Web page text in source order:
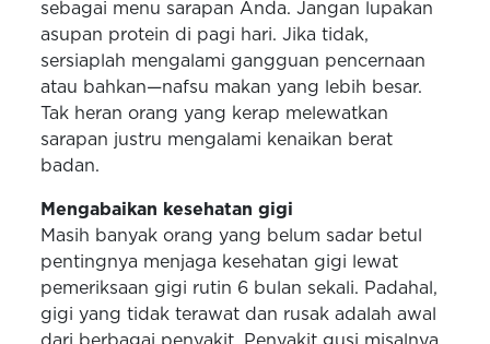
sebagai menu sarapan Anda. Jangan lupakan
asupan protein di pagi hari. Jika tidak,
sersiaplah mengalami gangguan pencernaan
atau bahkan—nafsu makan yang lebih besar.
Tak heran orang yang kerap melewatkan
sarapan justru mengalami kenaikan berat
badan.
Mengabaikan kesehatan gigi
Masih banyak orang yang belum sadar betul
pentingnya menjaga kesehatan gigi lewat
pemeriksaan gigi rutin 6 bulan sekali. Padahal,
gigi yang tidak terawat dan rusak adalah awal
dari berbagai penyakit. Penyakit gusi misalnya,